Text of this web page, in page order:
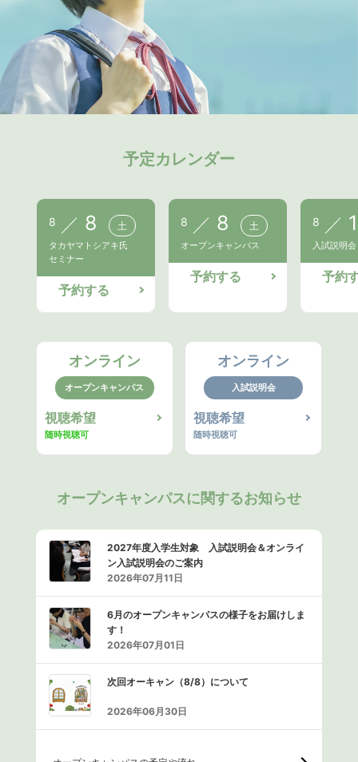
予定カレンダー
8 8 土
タカヤマトシアキ氏
セミナー
予約する
8 8 土
オープンキャンパス
予約する
8
入試説明会
予約
オンライン
オープンキャンパス
視聴希望
随時視聴可
オンライン
入試説明会
視聴希望
随時視聴可
オープンキャンパスに関するお知らせ
2027年度入学生対象 入試説明会＆オンライ
ン入試説明会のご案内
2026年07月11日
6月のオープンキャンパスの様子をお届けしま
す！
2026年07月01日
次回オーキャン（8/8）について
2026年06月30日